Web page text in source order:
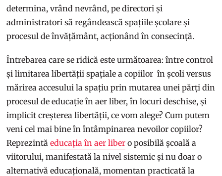
determina, vrând nevrând, pe directori și
administratori să regândească spațiile școlare și
procesul de învățământ, acționând în consecință.
Întrebarea care se ridică este următoarea: între control
și limitarea libertății spațiale a copiilor în școli versus
mărirea accesului la spațiu prin mutarea unei părți din
procesul de educație în aer liber, în locuri deschise, și
implicit creșterea libertății, ce vom alege? Cum putem
veni cel mai bine în întâmpinarea nevoilor copiilor?
Reprezintăeducația în aer liber o posibilă școală a
viitorului, manifestată la nivel sistemic și nu doar o
alternativă educațională, momentan practicată la